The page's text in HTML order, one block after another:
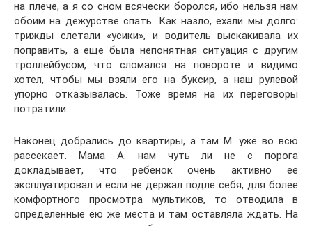
на плече, а я со сном всячески боролся, ибо нельзя нам
обоим на дежурстве спать. Как назло, ехали мы долго:
трижды слетали «усики», и водитель выскакивала их
поправить, а еще была непонятная ситуация с другим
троллейбусом, что сломался на повороте и видимо
хотел, чтобы мы взяли его на буксир, а наш рулевой
упорно отказывалась. Тоже время на их переговоры
потратили.
Наконец добрались до квартиры, а там М. уже во всю
рассекает. Мама А. нам чуть ли не с порога
докладывает, что ребенок очень активно ее
эксплуатировал и если не держал подле себя, для более
комфортного просмотра мультиков, то отводила в
определенные ею же места и там оставляла ждать. На